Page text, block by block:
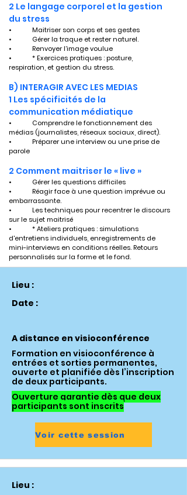
2 Le langage corporel et la gestion
du stress
•	Maitriser son corps et ses gestes
•	Gérer la traque et rester naturel.
•	Renvoyer l’image voulue
•	* Exercices pratiques : posture,
respiration, et gestion du stress.
B) INTERAGIR AVEC LES MEDIAS
1 Les spécificités de la
communication médiatique
•	Comprendre le fonctionnement des
médias (journalistes, réseaux sociaux, direct).
•	Préparer une interview ou une prise de
parole
2 Comment maitriser le « live »
•	Gérer les questions difficiles
•	Réagir face à une question imprévue ou
embarrassante.
•	Les techniques pour recentrer le discours
sur le sujet maitrisé
•	* Ateliers pratiques : simulations
d'entretiens individuels, enregistrements de
mini-interviews en conditions réelles. Retours
personnalisés sur la forme et le fond.
Lieu :
Date :
A distance en visioconférence
Formation en visioconférence à
entrées et sorties permanentes,
ouverte et planifiée dès l’inscription
de deux participants.
Ouverture garantie dès que deux
participants sont inscrits
Voir cette session
Lieu :